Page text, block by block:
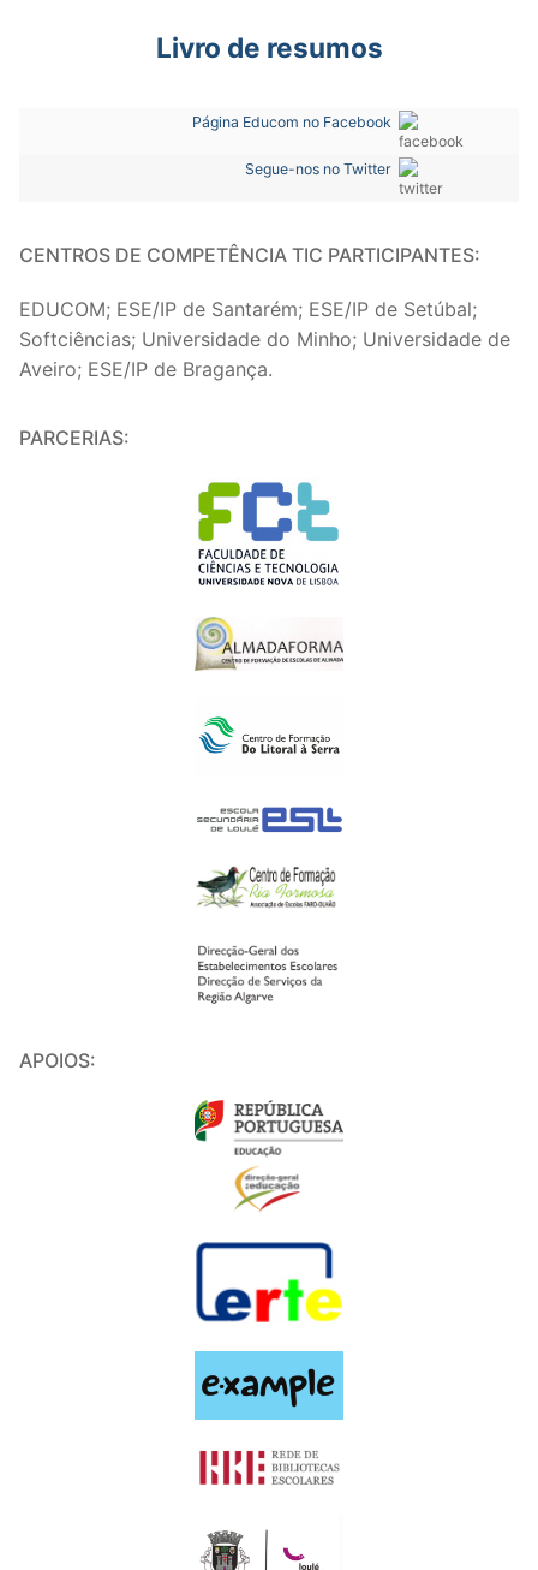
Livro de resumos
Página Educom no Facebook
Segue-nos no Twitter
CENTROS DE COMPETÊNCIA TIC PARTICIPANTES:
EDUCOM; ESE/IP de Santarém; ESE/IP de Setúbal;
Softciências; Universidade do Minho; Universidade de
Aveiro; ESE/IP de Bragança.
PARCERIAS:
APOIOS: